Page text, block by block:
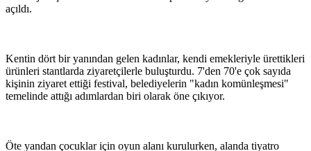
açıldı.
Kentin dört bir yanından gelen kadınlar, kendi emekleriyle ürettikleri
ürünleri stantlarda ziyaretçilerle buluşturdu. 7'den 70'e çok sayıda
kişinin ziyaret ettiği festival, belediyelerin "kadın komünleşmesi"
temelinde attığı adımlardan biri olarak öne çıkıyor.
Öte yandan çocuklar için oyun alanı kurulurken, alanda tiyatro